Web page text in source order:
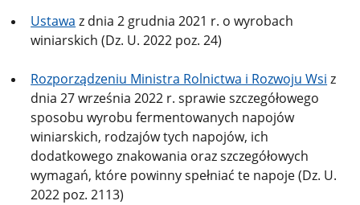
Ustawa z dnia 2 grudnia 2021 r. o wyrobach
winiarskich (Dz. U. 2022 poz. 24)
Rozporządzeniu Ministra Rolnictwa i Rozwoju Wsi z
dnia 27 września 2022 r. sprawie szczegółowego
sposobu wyrobu fermentowanych napojów
winiarskich, rodzajów tych napojów, ich
dodatkowego znakowania oraz szczegółowych
wymagań, które powinny spełniać te napoje (Dz. U.
2022 poz. 2113)